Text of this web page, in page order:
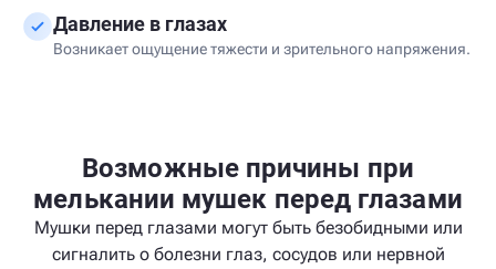
Давление в глазах
Возникает ощущение тяжести и зрительного напряжения.
Возможные причины при
мелькании мушек перед глазами
Мушки перед глазами могут быть безобидными или
сигналить о болезни глаз, сосудов или нервной